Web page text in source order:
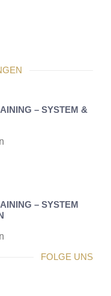
– SYSTEM &
– SYSTEM
FOLGE UNS